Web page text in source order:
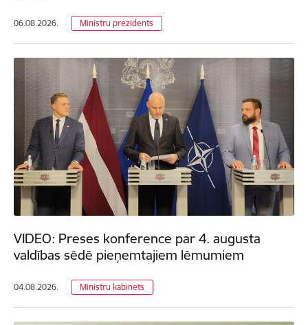
06.08.2026. Ministru prezidents
VIDEO: Preses konference par 4. augusta
valdības sēdē pieņemtajiem lēmumiem
04.08.2026. Ministru kabinets